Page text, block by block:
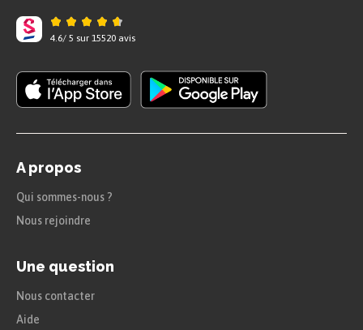
4.6/ 5 sur 15520 avis
A propos
Qui sommes-nous ?
Nous rejoindre
Une question
Nous contacter
Aide